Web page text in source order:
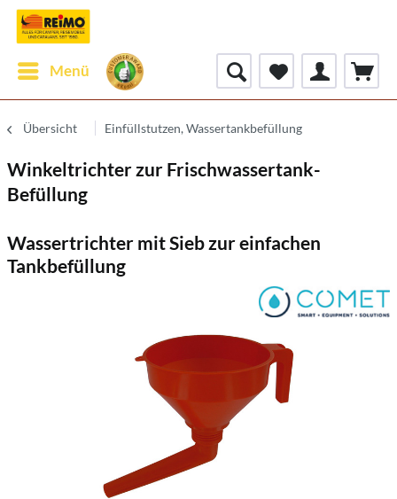
Menü
Übersicht Einfüllstutzen, Wassertankbefüllung
Winkeltrichter zur Frischwassertank-
Befüllung
Wassertrichter mit Sieb zur einfachen
Tankbefüllung